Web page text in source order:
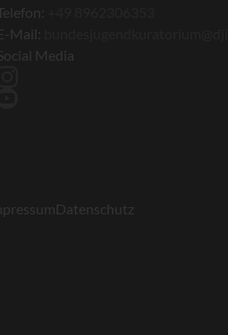
Mail:
Media
Datenschutz